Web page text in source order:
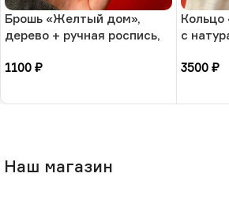
Брошь «Желтый дом»,
дерево + ручная роспись,
1100 ₽
Кольцо
с
3500 ₽
Наш магазин